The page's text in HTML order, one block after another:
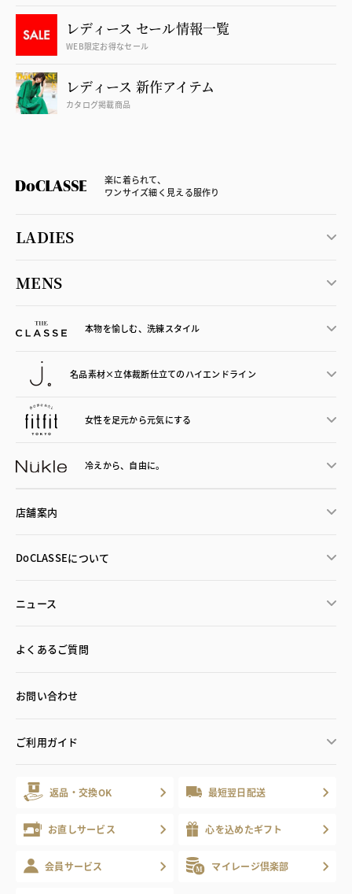
レディース セール情報一覧
WEB限定お得なセール
レディース 新作アイテム
カタログ掲載商品
楽に着られて、
ワンサイズ細く見える服作り
LADIES
MENS
本物を愉しむ、洗練スタイル
名品素材×立体裁断仕立てのハイエンドライン
女性を足元から元気にする
冷えから、 自由に。
店舗案内
DoCLASSEについて
ニュース
よくあるご質問
お問い合わせ
ご利用ガイド
返品・交換OK 最短翌日配送
お直しサービス 心を込めたギフト
会員サービス マイレージ倶楽部